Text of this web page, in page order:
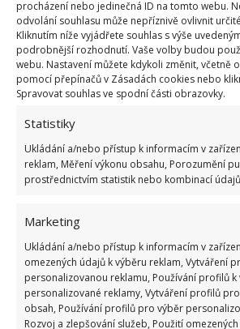
procházení nebo jedinečná ID na tomto webu.
odvolání souhlasu může nepříznivě ovlivnit
Kliknutím níže vyjádřete souhlas s výše
podrobnější rozhodnutí. Vaše volby budou
webu. Nastavení můžete kdykoli změnit, včetně
pomocí přepínačů v Zásadách cookies nebo
Spravovat souhlas ve spodní části obrazovky.
Statistiky
Ukládání a/nebo přístup k informacím v
reklam, Měření výkonu obsahu, Porozumění
prostřednictvím statistik nebo kombinací
Marketing
Ukládání a/nebo přístup k informacím v
omezených údajů k výběru reklam, Vytváření
personalizovanou reklamu, Používání profilů k
personalizované reklamy, Vytváření profilů
obsah, Používání profilů pro výběr
Rozvoj a zlepšování služeb, Použití
ale velmi podobně. Obě zde mají
kuchyni, ložnici a sociální zařízení.
spokojenosti potřebují.
Zdroje:SeznamZprávy,